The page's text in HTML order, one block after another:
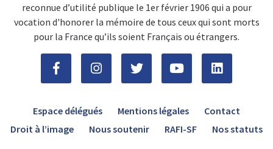
reconnue d’utilité publique le 1er février 1906 qui a pour
vocation d'honorer la mémoire de tous ceux qui sont morts
pour la France qu’ils soient Français ou étrangers.
Espace délégués Mentions légales
Contact
Droit à l’image
Nous soutenir RAFI-SF Nos statuts